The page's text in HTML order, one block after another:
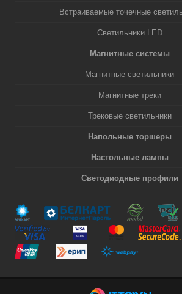
Встраиваемые точечные
Светильники LED
Магнитные системы
Магнитные светильники
Магнитные треки
Трековые светильники
Напольные торшеры
Настольные лампы
Светодиодные профили